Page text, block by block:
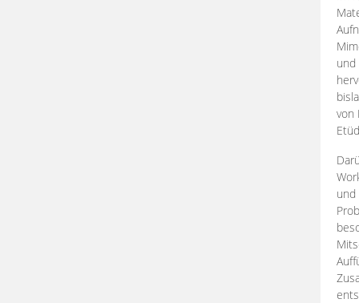
und
von
und